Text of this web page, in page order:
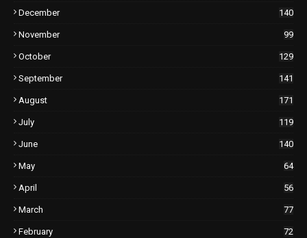
December 140
November 99
October 129
September 141
August 171
July 119
June 140
May 64
April 56
March 77
February 72